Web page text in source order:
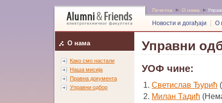
Почетна О нама
Новости и догађаји О
О нама
Како смо настали
Наша мисија
Правна документа
Управни одбор
Управни
УОФ чине:
Светислав Ђурић
Милан Тадић